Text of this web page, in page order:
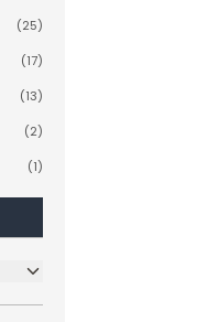
(25)
(17)
(13)
(2)
(1)